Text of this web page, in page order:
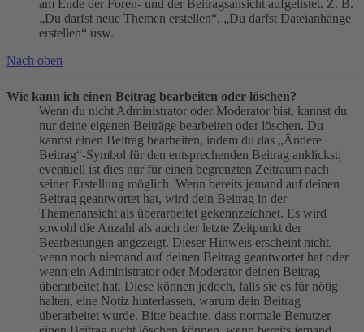
am Ende der Foren- und der Beitragsansicht aufgelistet. Z. B.
„Du darfst neue Themen erstellen“, „Du darfst Dateianhänge
erstellen“ usw.
Nach oben
Wie kann ich einen Beitrag bearbeiten oder löschen?
Wenn du nicht Administrator oder Moderator bist, kannst du
nur deine eigenen Beiträge bearbeiten oder löschen. Du
kannst einen Beitrag bearbeiten, indem du das „Ändere
Beitrag“-Symbol für den entsprechenden Beitrag anklickst;
eventuell ist dies nur für einen begrenzten Zeitraum nach
seiner Erstellung möglich. Wenn bereits jemand auf deinen
Beitrag geantwortet hat, wird dein Beitrag in der
Themenansicht als überarbeitet gekennzeichnet. Es wird
sowohl die Anzahl als auch der letzte Zeitpunkt der
Bearbeitungen angezeigt. Dieser Hinweis erscheint nicht,
wenn noch niemand auf deinen Beitrag geantwortet hat oder
wenn ein Administrator oder Moderator deinen Beitrag
überarbeitet hat. Diese können jedoch, falls sie es für nötig
halten, eine Notiz hinterlassen, warum dein Beitrag
überarbeitet wurde. Bitte beachte, dass normale Benutzer